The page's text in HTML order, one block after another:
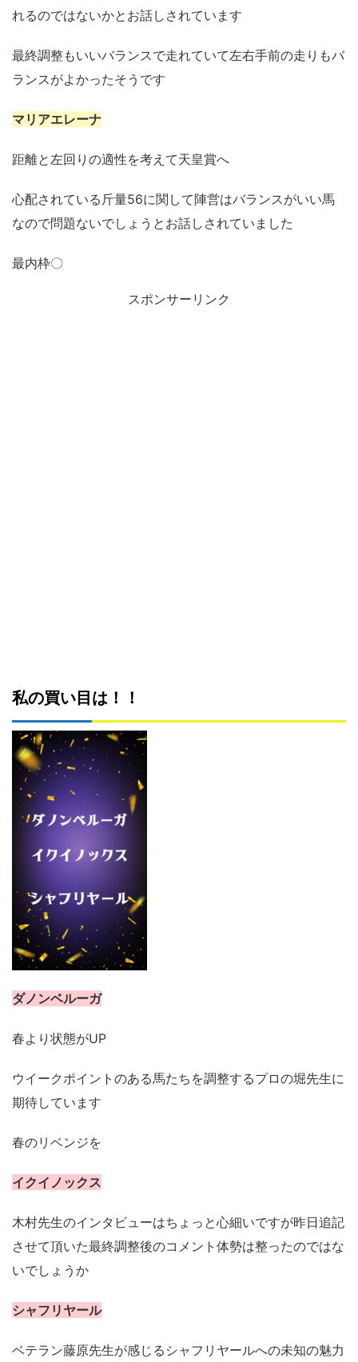
れるのではないかとお話しされています
最終調整もいいバランスで走れていて左右手前の走りもバ
ランスがよかったそうです
マリアエレーナ
距離と左回りの適性を考えて天皇賞へ
心配されている斤量56に関して陣営はバランスがいい馬
なので問題ないでしょうとお話しされていました
最内枠〇
スポンサーリンク
私の買い目は！！
ダノンベルーガ
春より状態がUP
ウイークポイントのある馬たちを調整するプロの堀先生に
期待しています
春のリベンジを
イクイノックス
木村先生のインタビューはちょっと心細いですが昨日追記
させて頂いた最終調整後のコメント体勢は整ったのではな
いでしょうか
シャフリヤール
ベテラン藤原先生が感じるシャフリヤールへの未知の魅力